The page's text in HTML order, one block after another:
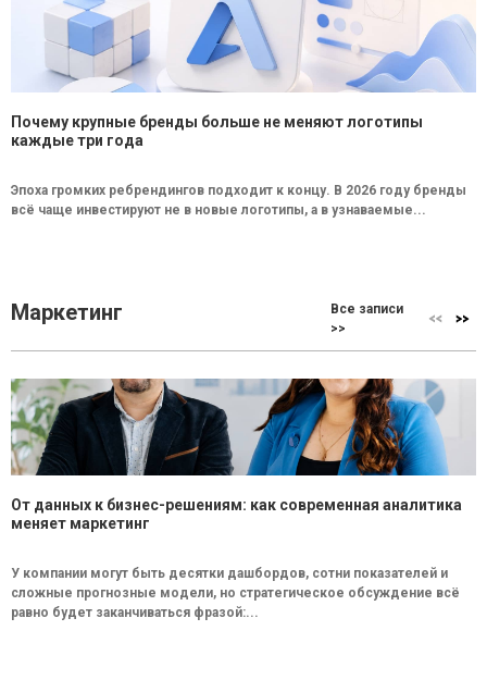
Почему крупные бренды больше не меняют логотипы
каждые три года
Эпоха громких ребрендингов подходит к концу. В 2026 году бренды
всё чаще инвестируют не в новые логотипы, а в узнаваемые...
Маркетинг
Все записи
>>
От данных к бизнес-решениям: как современная аналитика
меняет маркетинг
У компании могут быть десятки дашбордов, сотни показателей и
сложные прогнозные модели, но стратегическое обсуждение всё
равно будет заканчиваться фразой:...